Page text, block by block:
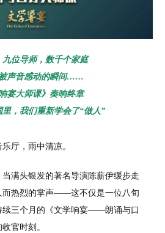
九位导师，数千个家庭
声音感动的瞬间……
宴大师课》奏响终章
，我们重新学会了“做人”
厅，雨中清凉。
当满头银发的著名导演陈薪伊缓步走
而热烈的掌声——这不仅是一位八旬
续三个月的《文学响宴——朗诵与口
官时刻。